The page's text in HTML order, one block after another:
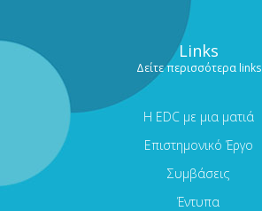
Links
Δείτε περισσότερα links
Η EDC με μια ματιά
Επιστημονικό Έργο
Συμβάσεις
Έντυπα